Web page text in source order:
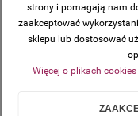
strony i pomagają nam
zaakceptować
sklepu lub dostosować
Więcej o plikach